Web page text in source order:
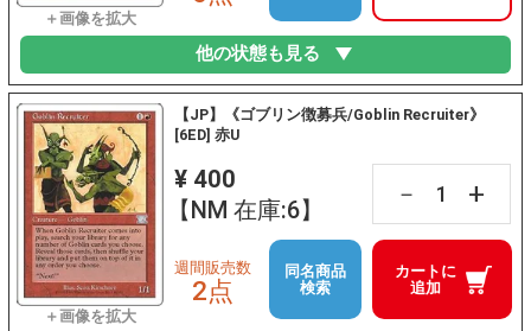
他の状態も見る
【JP】《ゴブリン徴募兵/Goblin Recruiter》
[6ED] 赤U
¥ 400
【NM 在庫:6】
－ +
カートに
追加
週間販売数
2点
同名商品
検索